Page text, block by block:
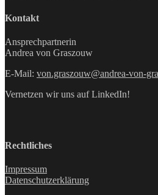
Kontakt
Ansprechpartnerin
Andrea von Graszouw
E-Mail: von.graszouw@andrea-von-
Vernetzen wir uns auf LinkedIn!
Rechtliches
Impressum
Datenschutzerklärung